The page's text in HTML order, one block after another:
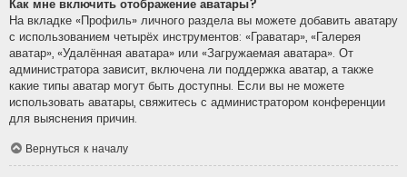
Как мне включить отображение аватары?
На вкладке «Профиль» личного раздела вы можете добавить аватару
с использованием четырёх инструментов: «Граватар», «Галерея
аватар», «Удалённая аватара» или «Загружаемая аватара». От
администратора зависит, включена ли поддержка аватар, а также
какие типы аватар могут быть доступны. Если вы не можете
использовать аватары, свяжитесь с администратором конференции
для выяснения причин.
Вернуться к началу